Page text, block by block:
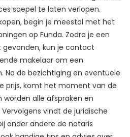
soepel te laten verlopen.
begin je meestal met het
op Funda. Zodra je een
kun je contact
makelaar om een
Na de bezichtiging en eventuele
prijs, komt het moment van de
worden alle afspraken en
vindt de juridische
onder andere de notaris